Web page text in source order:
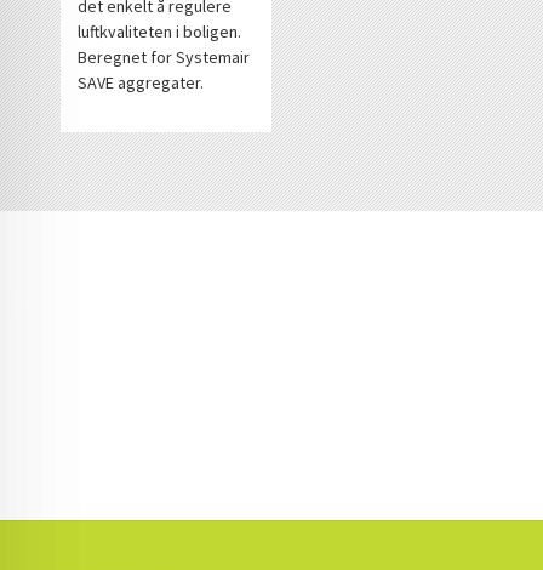
det enkelt å regulere
luftkvaliteten i boligen.
Beregnet for Systemair
SAVE aggregater.